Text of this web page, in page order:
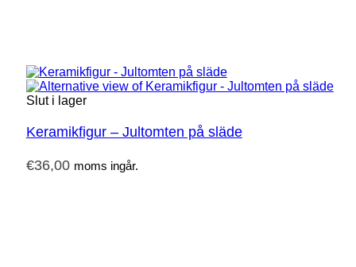
Slut i lager
Keramikfigur – Jultomten på släde
€36,00 moms ingår.